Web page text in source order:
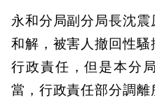
永和分局副分局長沈
和解，被害人撤回性
行政責任，但是本分
當，行政責任部分調